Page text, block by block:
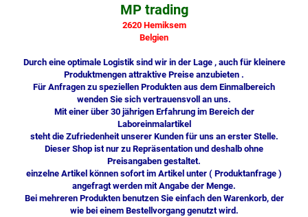
MP trading
2620 Hemiksem
Belgien
Durch eine optimale Logistik sind wir in der Lage , auch für kleinere
Produktmengen attraktive Preise anzubieten .
Für Anfragen zu speziellen Produkten aus dem Einmalbereich
wenden Sie sich vertrauensvoll an uns.
Mit einer über 30 jährigen Erfahrung im Bereich der
Laboreinmalartikel
steht die Zufriedenheit unserer Kunden für uns an erster Stelle.
Dieser Shop ist nur zu Repräsentation und deshalb ohne
Preisangaben gestaltet.
einzelne Artikel können sofort im Artikel unter ( Produktanfrage )
angefragt werden mit Angabe der Menge.
Bei mehreren Produkten benutzen Sie einfach den Warenkorb, der
wie bei einem Bestellvorgang genutzt wird.